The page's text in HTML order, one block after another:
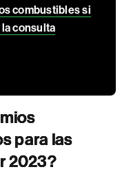
combustibles si
la consulta
para las
2023?